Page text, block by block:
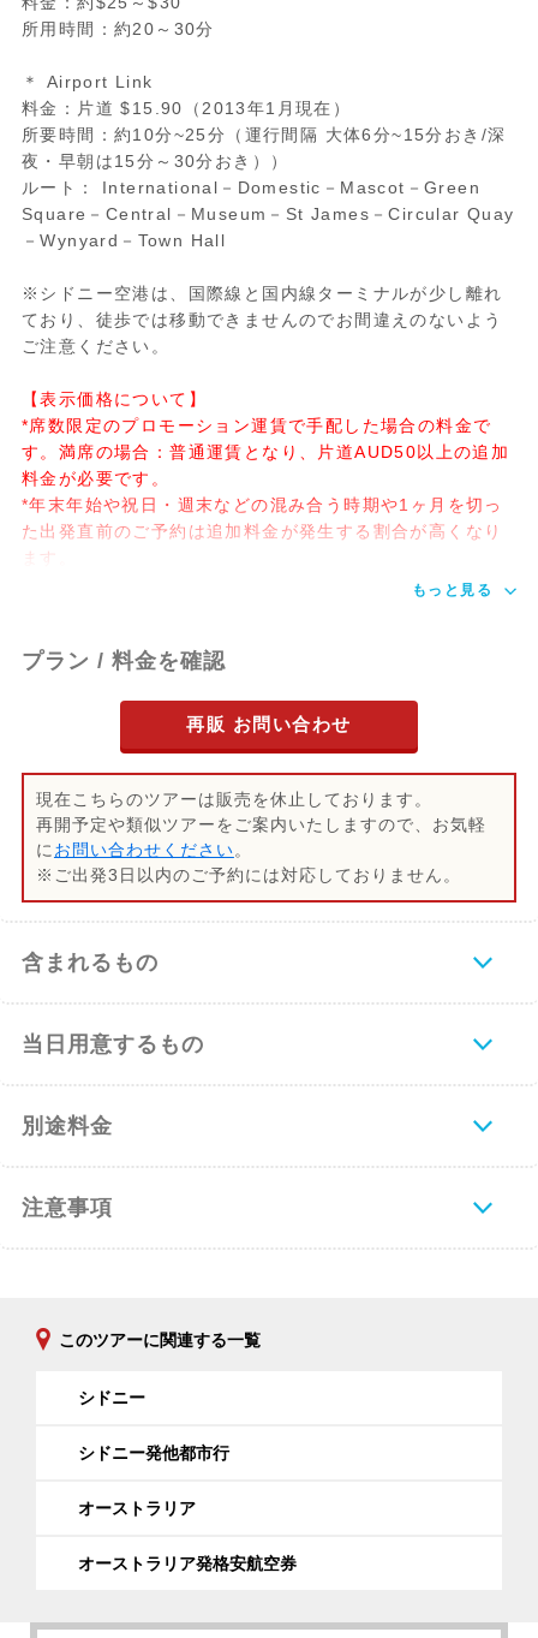
所用時間：約20～30分
＊ Airport Link
料金：片道 $15.90（2013年1月現在）
所要時間：約10分~25分（運行間隔 大体6分~15分おき/深
夜・早朝は15分～30分おき））
ルート： International－Domestic－Mascot－Green
Square－Central－Museum－St James－Circular Quay
－Wynyard－Town Hall
※シドニー空港は、国際線と国内線ターミナルが少し離れ
ており、徒歩では移動できませんのでお間違えのないよう
ご注意ください。
【表示価格について】
*席数限定のプロモーション運賃で手配した場合の料金で
す。満席の場合：普通運賃となり、片道AUD50以上の追加
料金が必要です。
*年末年始や祝日・週末などの混み合う時期や1ヶ月を切っ
た出発直前のご予約は追加料金が発生する割合が高くなり
ます。
もっと見る
プラン / 料金を確認
再販 お問い合わせ
現在こちらのツアーは販売を休止しております。
再開予定や類似ツアーをご案内いたしますので、お気軽
にお問い合わせください。
※ご出発3日以内のご予約には対応しておりません。
含まれるもの
当日用意するもの
別途料金
注意事項
このツアーに関連する一覧
シドニー
シドニー発他都市行
オーストラリア
オーストラリア発格安航空券